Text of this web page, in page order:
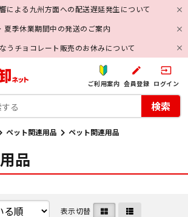
による九州方面への配送遅延発生について
夏季休業期間中の発送のご案内
うチョコレート販売のお休みについて
ご利用案内
create
会員登録
input
ログイン
検索
ペット関連用品 ペット関連用品
品
表示切替